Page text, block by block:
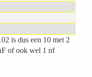
is dus een 10 met 2
of ook wel 1 nf